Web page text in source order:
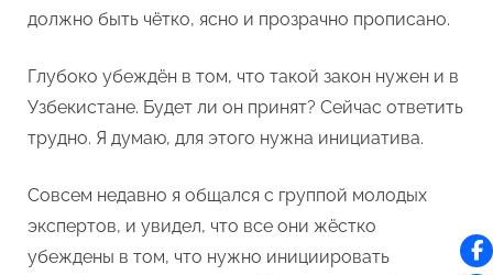
должно быть чётко, ясно и прозрачно прописано.
Глубоко убеждён в том, что такой закон нужен и в
Узбекистане. Будет ли он принят? Сейчас ответить
трудно. Я думаю, для этого нужна инициатива.
Совсем недавно я общался с группой молодых
экспертов, и увидел, что все они жёстко
убеждены в том, что нужно инициировать